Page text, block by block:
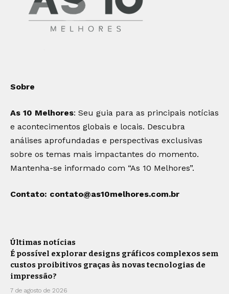
Sobre
As 10 Melhores: Seu guia para as principais notícias
e acontecimentos globais e locais. Descubra
análises aprofundadas e perspectivas exclusivas
sobre os temas mais impactantes do momento.
Mantenha-se informado com “As 10 Melhores”.
Contato: contato@as10melhores.com.br
Últimas notícias
É possível explorar designs gráficos complexos sem
custos proibitivos graças às novas tecnologias de
impressão?
7 de agosto de 2026